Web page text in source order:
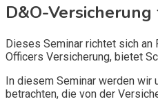
D&O-
Dieses Seminar richtet sich an
Officers Versicherung, bietet
In diesem Seminar werden wir
betrachten, die von der